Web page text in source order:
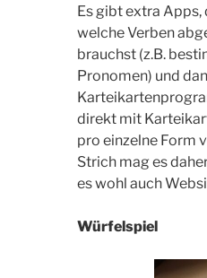
Es gibt extra Apps,
welche Verben
brauchst (z.B.
Pronomen) und
direkt mit
pro einzelne Form
Strich mag es
es wohl auch
Würfelspiel